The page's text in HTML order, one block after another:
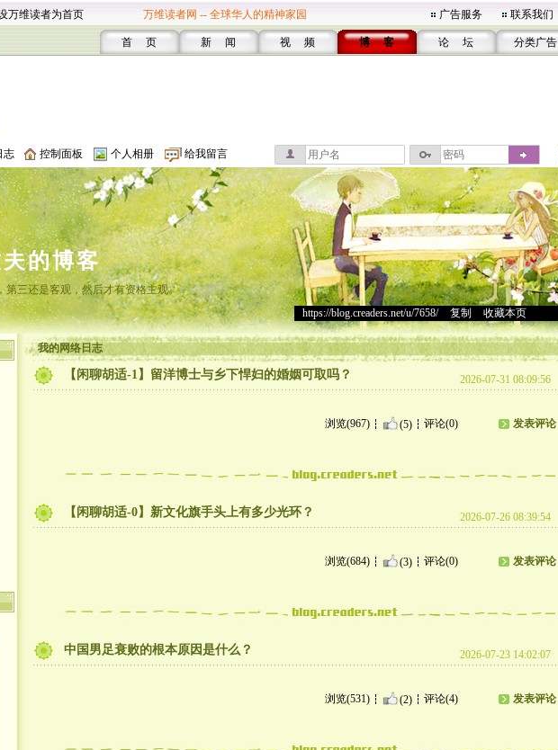
万维读者为首页 万维读者网 -- 全球华人的精神家园 广告服务 联系我们
首 页 新 闻 视 频 博 客 论 坛 分类广告
志 控制面板 个人相册 给我留言
的博客
第三还是客观，然后才有资格主观。
https://blog.creaders.net/u/7658/> 复制 收藏本页
我的网络日志
【闲聊胡适-1】留洋博士与乡下悍妇的婚姻可取吗？ 2026-07-31 08:09:56
浏览(967) (5) 评论(0) 发表评论
【闲聊胡适-0】新文化旗手头上有多少光环？ 2026-07-26 08:39:54
浏览(684) (3) 评论(0) 发表评论
中国男足衰败的根本原因是什么？ 2026-07-23 14:02:07
浏览(531) (2) 评论(4) 发表评论